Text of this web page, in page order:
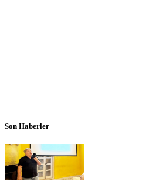
Son Haberler